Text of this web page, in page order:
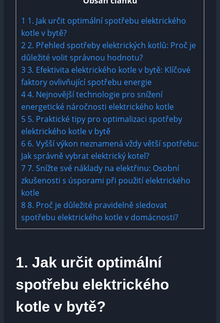
1 1. Jak určit optimální spotřebu ⁢elektrického⁤
kotle ‌v bytě?
22. Přehled spotřeby elektrických kotlů: Proč je
důležité volit⁣ správnou hodnotu?
33.⁢ Efektivita elektrického kotle v bytě: Klíčové
faktory ovlivňující⁣ spotřebu energie
44. Nejnovější technologie pro ⁤snížení
energetické‍ náročnosti elektrického kotle
5 5. Praktické ‍tipy pro optimalizaci spotřeby​
elektrického kotle v bytě
6 6. Vyšší výkon neznamená vždy‌ větší ⁢spotřebu:
Jak správně vybrat‌ elektrický kotel?
77. ‌Snížte své náklady na ‌elektřinu: Osobní
zkušenosti s​ úsporami při použití⁣ elektrického
kotle
88. Proč je⁤ důležité pravidelně sledovat
spotřebu elektrického kotle v domácnosti?
1. Jak určit optimální
spotřebu ⁢elektrického⁤
kotle ‌v bytě?